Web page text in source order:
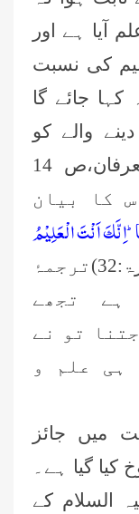
آیا ہے اور
کی نسبت
جائے گا
والے کو
کہتے ہیں۔(تفسیر خزائن العرفان،ص 14
کا بیان
اِنَّكَ اَنْتَ الْعَلِیْمُ
(1،البقرۃ:32)ترجمۂ
ہے تجھے
تو نے
ہی علم و
میں جائز
گیا ہے۔
السلام کے